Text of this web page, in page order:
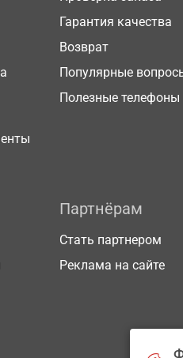
Гарантия качества
Возврат
Популярные
Полезные телефоны
Партнёрам
Стать партнером
Реклама на сайте